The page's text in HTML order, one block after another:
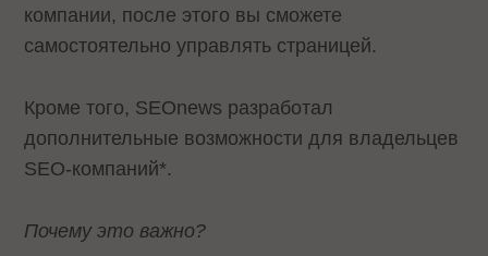
компании, после этого вы сможете
самостоятельно управлять страницей.
Кроме того, SEOnews разработал
дополнительные возможности для владельцев
SEO-компаний*.
Почему это важно?